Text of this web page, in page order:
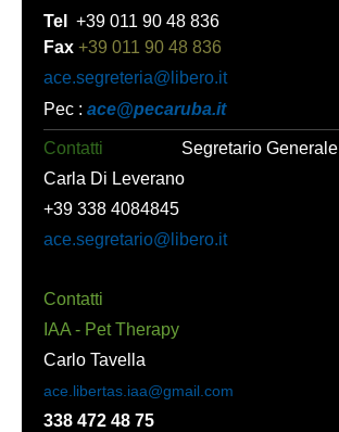
Tel +39 011 90 48 836
Fax +39 011 90 48 836
ace.segreteria@libero.it
Pec : ace@pecaruba.it
Contatti
Segretario Generale
Carla Di Leverano
+39 338 4084845
ace.segretario@libero.it
Contatti
IAA - Pet Therapy
Carlo Tavella
ace.libertas.iaa@gmail.com
338 472 48 75